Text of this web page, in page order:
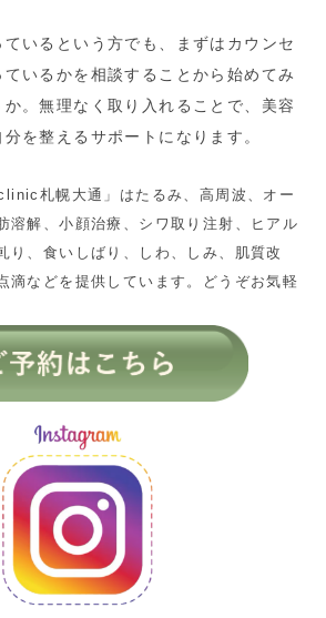
いるという方でも、まずはカウンセ
ているかを相談することから始めてみ
。無理なく取り入れることで、美容
を整えるサポートになります。
札幌大通」はたるみ、高周波、オー
溶解、小顔治療、シワ取り注射、ヒアル
り、食いしばり、しわ、しみ、肌質改
滴などを提供しています。どうぞお気軽